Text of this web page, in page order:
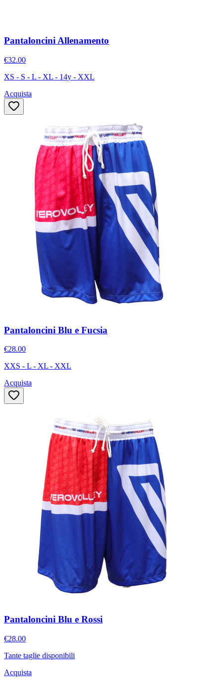
Pantaloncini Allenamento
€32.00
XS - S - L - XL - 14y - XXL
Acquista
Pantaloncini Blu e Fucsia
€28.00
XXS - L - XL - XXL
Acquista
Pantaloncini Blu e Rossi
€28.00
Tante taglie disponibili
Acquista